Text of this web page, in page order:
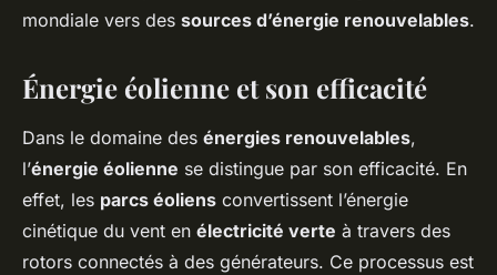
mondiale vers des sources d’énergie renouvelables.
Énergie éolienne et son efficacité
Dans le domaine des énergies renouvelables,
l’énergie éolienne se distingue par son efficacité. En
effet, les parcs éoliens convertissent l’énergie
cinétique du vent en électricité verte à travers des
rotors connectés à des générateurs. Ce processus est